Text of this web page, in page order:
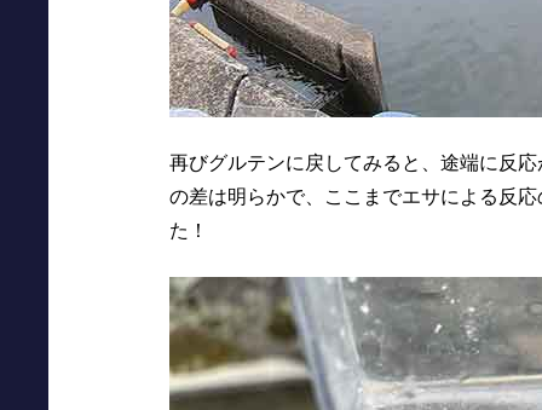
再びグルテンに戻してみると、途端に反
の差は明らかで、ここまでエサによる反
た！